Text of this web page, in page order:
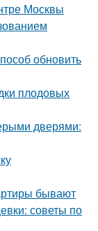
Москвы
обновить
плодовых
дверями:
бывают
советы по